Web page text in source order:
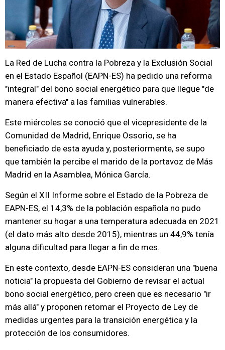
La Red de Lucha contra la Pobreza y la Exclusión Social
en el Estado Español (EAPN-ES) ha pedido una reforma
"integral" del bono social energético para que llegue "de
manera efectiva" a las familias vulnerables.
Este miércoles se conoció que el vicepresidente de la
Comunidad de Madrid, Enrique Ossorio, se ha
beneficiado de esta ayuda y, posteriormente, se supo
que también la percibe el marido de la portavoz de Más
Madrid en la Asamblea, Mónica García.
Según el XII Informe sobre el Estado de la Pobreza de
EAPN-ES, el 14,3% de la población española no pudo
mantener su hogar a una temperatura adecuada en 2021
(el dato más alto desde 2015), mientras un 44,9% tenía
alguna dificultad para llegar a fin de mes.
En este contexto, desde EAPN-ES consideran una "buena
noticia" la propuesta del Gobierno de revisar el actual
bono social energético, pero creen que es necesario "ir
más allá" y proponen retomar el Proyecto de Ley de
medidas urgentes para la transición energética y la
protección de los consumidores.